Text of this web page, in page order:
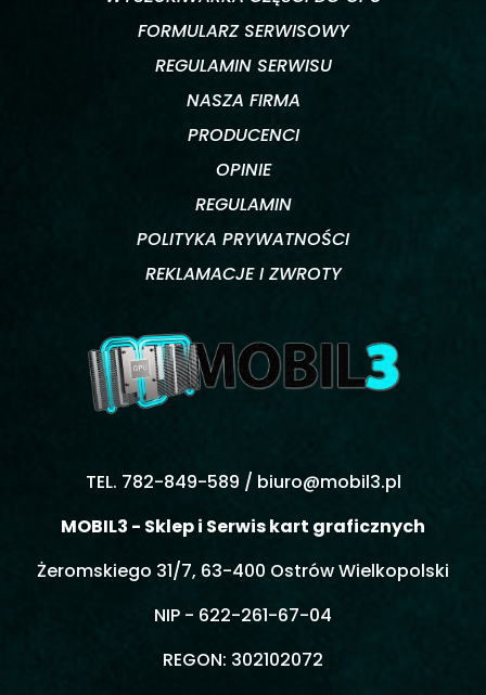
FORMULARZ SERWISOWY
REGULAMIN SERWISU
NASZA FIRMA
PRODUCENCI
OPINIE
REGULAMIN
POLITYKA PRYWATNOŚCI
REKLAMACJE I ZWROTY
TEL. 782-849-589 / biuro@mobil3.pl
MOBIL3 - Sklep i Serwis kart graficznych
Żeromskiego 31/7, 63-400 Ostrów Wielkopolski
NIP - 622-261-67-04
REGON: 302102072